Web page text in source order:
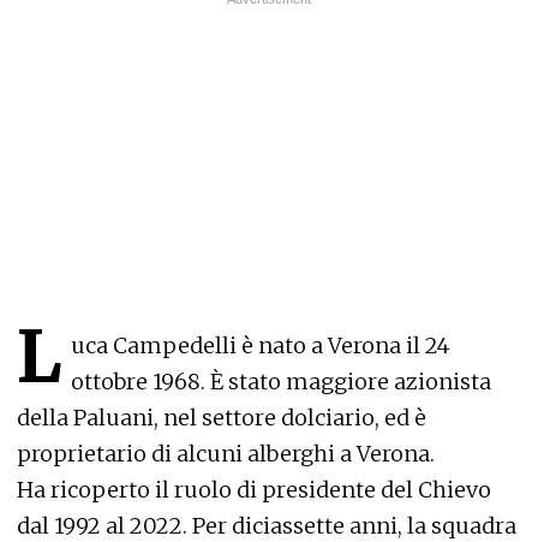
L uca Campedelli è nato a Verona il 24
ottobre 1968. È stato maggiore azionista
della Paluani, nel settore dolciario, ed è
proprietario di alcuni alberghi a Verona.
Ha ricoperto il ruolo di presidente del Chievo
dal 1992 al 2022. Per diciassette anni, la squadra